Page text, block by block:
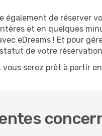
également de réserver
et en quelques
eDreams ! Et pour
de votre
serez prêt à partir